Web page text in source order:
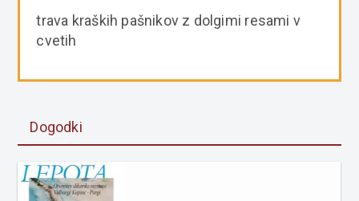
trava kraških pašnikov z dolgimi resami v
cvetih
Dogodki